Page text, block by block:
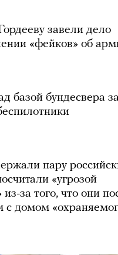
завели дело
«фейков» об
базой бундесвера
пару
«угрозой
из-за того, что они
с домом